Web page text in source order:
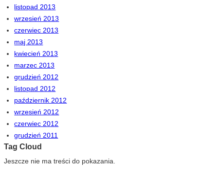
listopad 2013
wrzesień 2013
czerwiec 2013
maj 2013
kwiecień 2013
marzec 2013
grudzień 2012
listopad 2012
październik 2012
wrzesień 2012
czerwiec 2012
grudzień 2011
Tag Cloud
Jeszcze nie ma treści do pokazania.